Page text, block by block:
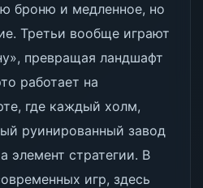
броню и медленное, но
Третьи вообще играют
превращая ландшафт
работает на
где каждый холм,
руинированный завод
элемент стратегии. В
игр, здесь